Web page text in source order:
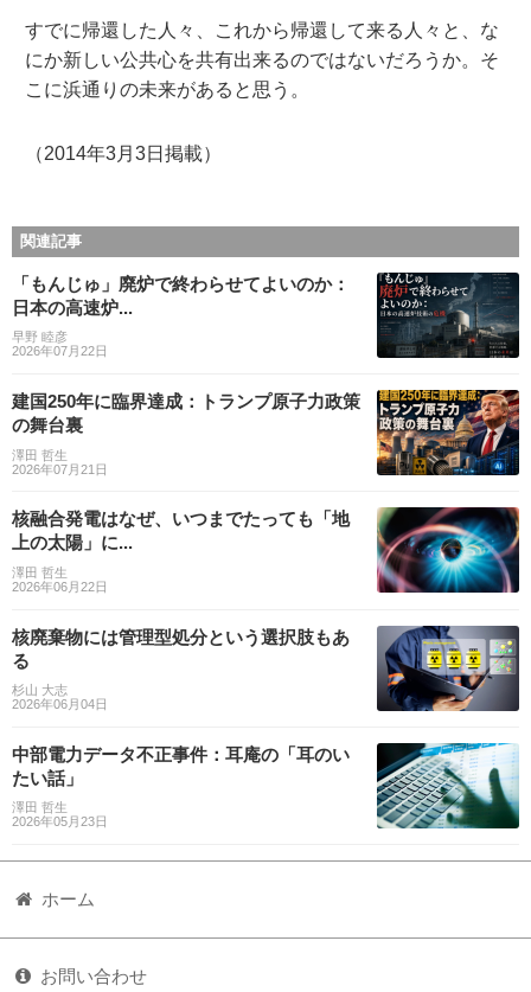
すでに帰還した人々、これから帰還して来る人々と、な
にか新しい公共心を共有出来るのではないだろうか。そ
こに浜通りの未来があると思う。
（2014年3月3日掲載）
関連記事
「もんじゅ」廃炉で終わらせてよいのか：
日本の高速炉...
早野 睦彦
2026年07月22日
建国250年に臨界達成：トランプ原子力政策
の舞台裏
澤田 哲生
2026年07月21日
核融合発電はなぜ、いつまでたっても「地
上の太陽」に...
澤田 哲生
2026年06月22日
核廃棄物には管理型処分という選択肢もあ
る
杉山 大志
2026年06月04日
中部電力データ不正事件：耳庵の「耳のい
たい話」
澤田 哲生
2026年05月23日
ホーム
お問い合わせ